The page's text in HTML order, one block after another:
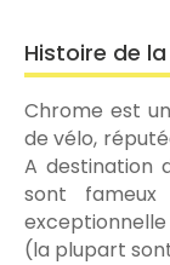
Histoire de
Chrome est
de vélo,
A destination
sont
(la plupart